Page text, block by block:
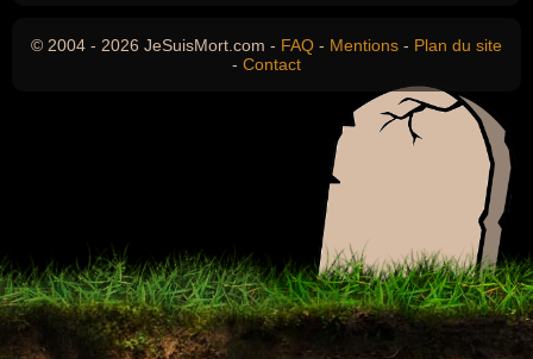
© 2004 - 2026 JeSuisMort.com - FAQ - Mentions - Plan du site
- Contact